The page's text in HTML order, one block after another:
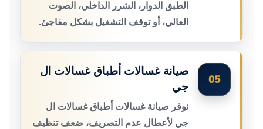
الطبق الدوار، الشرر الداخلي، الصوت
العالي، أو توقف التشغيل بشكل مفاجئ.
05
صيانة غسالات أطباق غسالات ال
جي
نوفر صيانة غسالات أطباق غسالات ال
جي لأعطال عدم التصريف، ضعف تنظيف